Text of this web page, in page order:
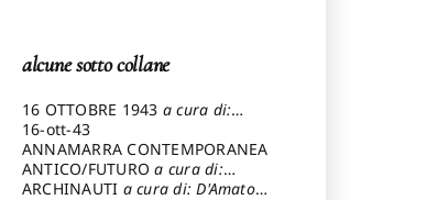
alcune sotto collane
16 OTTOBRE 1943 a cura di:
Pezzetti Marcello
16-ott-43
ANNAMARRA CONTEMPORANEA
ANTICO/FUTUROa cura di:
Varagnoli Claudio
ARCHINAUTI a cura di: D'Amato